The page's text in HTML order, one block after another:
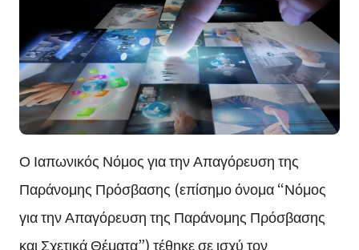
Ο Ιαπωνικός Νόμος για την Απαγόρευση της
Παράνομης Πρόσβασης (επίσημο όνομα “Νόμος
για την Απαγόρευση της Παράνομης Πρόσβασης
και Σχετικά Θέματα”) τέθηκε σε ισχύ τον